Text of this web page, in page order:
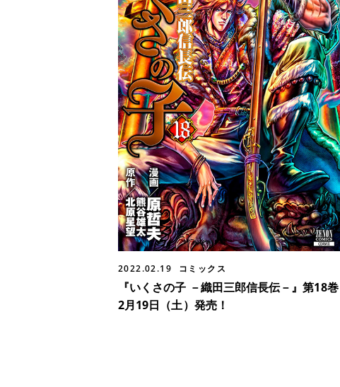
2022.02.19 コミックス
『いくさの子 －織田三郎信長伝－』第18巻
2月19日（土）発売！